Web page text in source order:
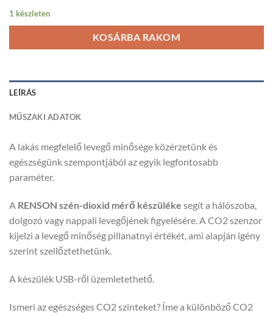
1 készleten
KOSÁRBA RAKOM
LEÍRÁS
MŰSZAKI ADATOK
A lakás megfelelő levegő minősége közérzetünk és
egészségünk szempontjából az egyik legfontosabb
paraméter.
A RENSON szén-dioxid mérő készüléke segít a hálószoba,
dolgozó vagy nappali levegőjének figyelésére. A CO2 szenzor
kijelzi a levegő minőség pillanatnyi értékét, ami alapján igény
szerint szellőztethetünk.
A készülék USB-ről üzemletethető.
Ismeri az egészséges CO2 szinteket? Íme a különböző CO2